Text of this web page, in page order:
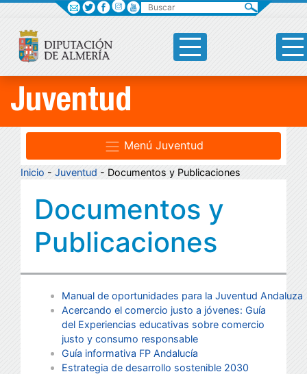
Buscar
Juventud
Menú Juventud
Inicio - Juventud - Documentos y Publicaciones
Documentos y
Publicaciones
Manual de oportunidades para la Juventud Andaluza
Acercando el comercio justo a jóvenes: Guía
del Experiencias educativas sobre comercio
justo y consumo responsable
Guía informativa FP Andalucía
Estrategia de desarrollo sostenible 2030